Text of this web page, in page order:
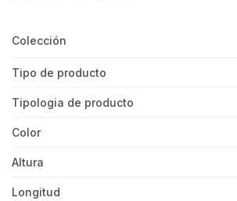
Colección
Tipo de producto
Tipologia de producto
Color
Altura
Longitud